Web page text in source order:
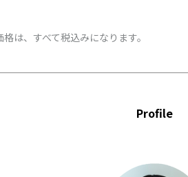
は、すべて税込みになります。
Profile